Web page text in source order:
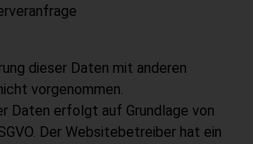
dieser Daten mit anderen
vorgenommen.
Daten erfolgt auf Grundlage von
Der Websitebetreiber hat ein